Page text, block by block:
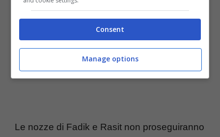
Le nozze di Fadik e Rasit non proseguiranno
Consent
Manage options